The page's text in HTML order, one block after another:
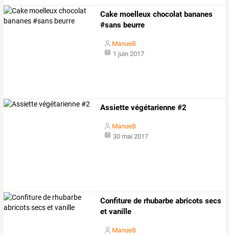
Cake moelleux chocolat bananes
#sans beurre
ManueB
1 juin 2017
Assiette végétarienne #2
ManueB
30 mai 2017
Confiture de rhubarbe abricots secs
et vanille
ManueB